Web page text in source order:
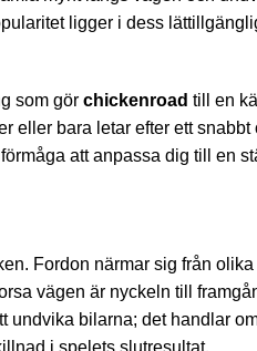
ligger i dess
som gör chickenroad till en
eller bara letar efter ett
att anpassa dig till en
Fordon närmar sig från
vägen är nyckeln till
bilarna; det handlar
i spelets slutresultat.